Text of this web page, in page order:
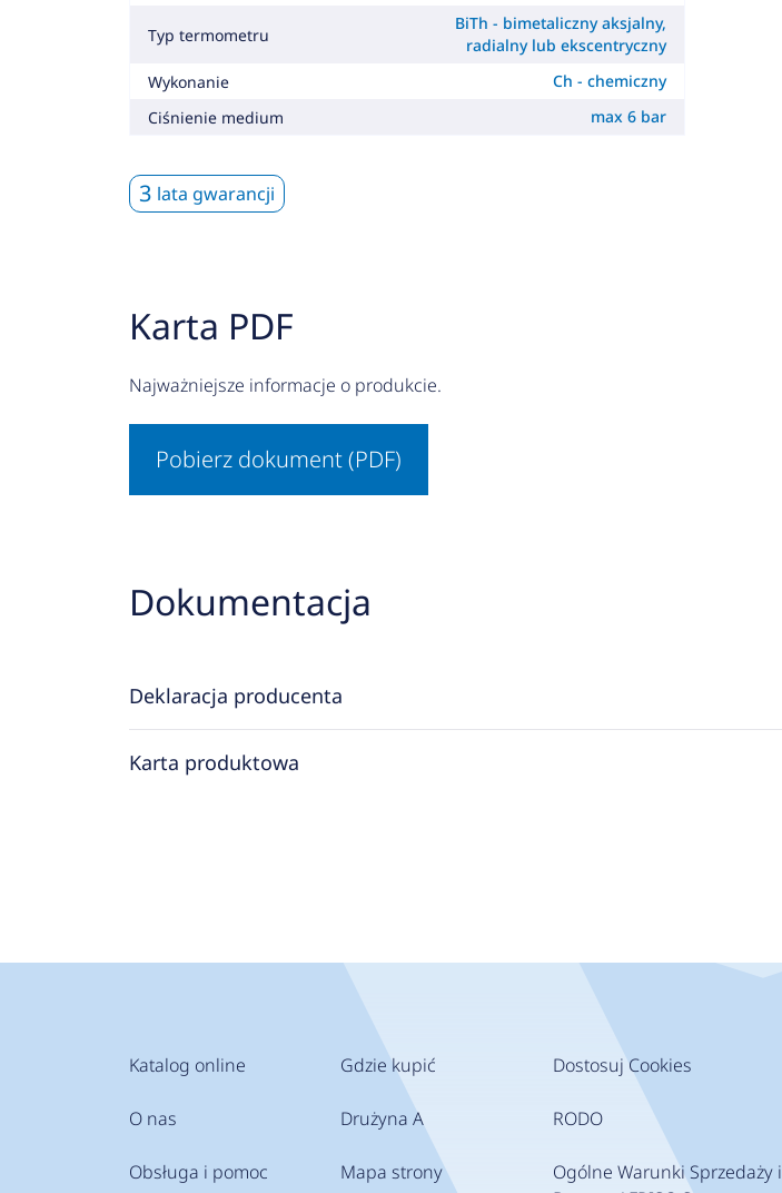
Typ termometru
BiTh - bimetaliczny aksjalny,
radialny lub ekscentryczny
Wykonanie
Ch - chemiczny
Ciśnienie medium
max 6 bar
3 lata gwarancji
Karta PDF
Najważniejsze informacje o produkcie.
Pobierz dokument (PDF)
Dokumentacja
Deklaracja producenta
Karta produktowa
Katalog online
O nas
Obsługa i pomoc
Gdzie kupić
Drużyna A
Mapa strony
Dostosuj Cookies
RODO
Ogólne Warunki Sprzedaży i